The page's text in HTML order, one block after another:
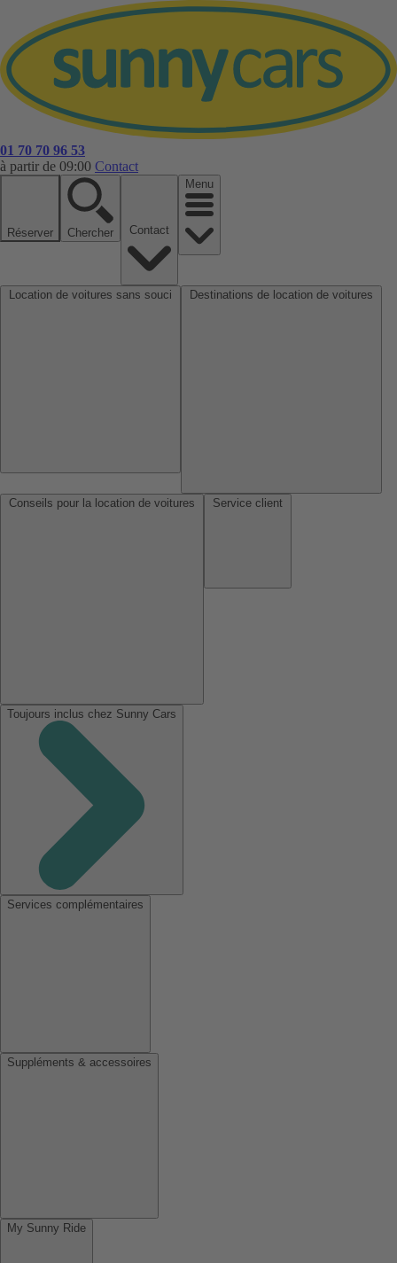
01 70 70 96 53
à partir de 09:00 Contact
Réserver Chercher
Menu
Toujours inclus chez Sunny Cars
Services complémentaires
Suppléments & accessoires
My Sunny Ride